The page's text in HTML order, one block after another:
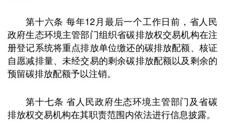
第十六条 每年12月最后一个工作日前，省人民
政府生态环境主管部门组织省碳排放权交易机构在注
册登记系统将重点排放单位缴还的碳排放配额、核证
自愿减排量、未经交易的剩余碳排放配额以及剩余的
预留碳排放配额予以注销。
第十七条 省人民政府生态环境主管部门及省碳
排放权交易机构在其职责范围内依法进行信息披露。